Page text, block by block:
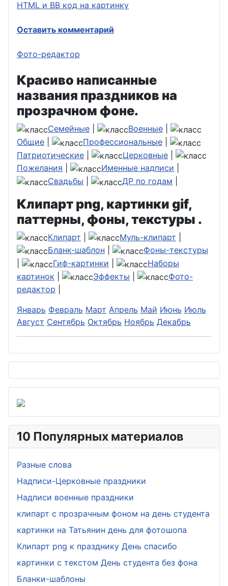
HTML и BB код на картинку
Оставить комментарий
Фото-редактор
Красиво написанные
названия праздников на
прозрачном фоне.
Семейные Военные
Общие
Профессиональные
Патриотические
Церковные
Пожелания
Именные надписи
Свадьбы
ДР по годам
Клипарт png, картинки gif,
паттерны, фоны, текстуры .
Клипарт Муль-клипарт
Бланк-шаблон
Фоны-текстуры
Гиф-картинки
Наборы
картинок
Эффекты
Фото-
редактор
Январь Февраль Март Апрель Май Июнь Июль
Август Сентябрь Октябрь Ноябрь Декабрь
10 Популярных материалов
Разные слова
Надписи-Церковные праздники
Надписи военные праздники
клипарт с прозрачным фоном на день студента
картинки на Татьянин день для фотошопа
Клипарт png к празднику День спасибо
картинки с текстом День студента без фона
Бланки-шаблоны